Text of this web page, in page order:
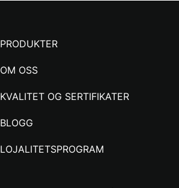
PRODUKTER
OM OSS
KVALITET OG SERTIFIKATER
BLOGG
LOJALITETSPROGRAM